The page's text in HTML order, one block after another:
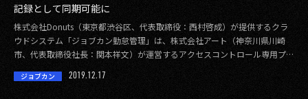
記録として同期可能に
株式会社Donuts（東京都渋谷区、代表取締役：西村啓成）が提供するクラ
ウドシステム「ジョブカン勤怠管理」は、株式会社アート（神奈川県川崎
市、代表取締役社長：関本祥文）が運営するアクセスコントロール専用プラ
ジョブカン 2019.12.17